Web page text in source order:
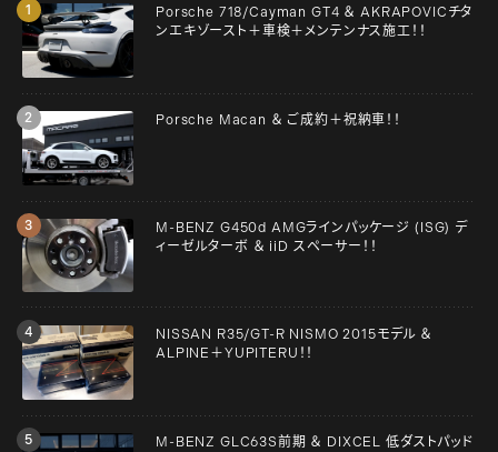
Porsche 718/Cayman GT4 ＆ AKRAPOVICチタ
ンエキゾースト＋車検＋メンテンナス施工！！
Porsche Macan ＆ ご成約＋祝納車！！
M-BENZ G450d AMGラインパッケージ (ISG) デ
ィーゼルターボ ＆ iiD スペーサー！！
NISSAN R35/GT-R NISMO 2015モデル ＆
ALPINE＋YUPITERU！！
M-BENZ GLC63S前期 ＆ DIXCEL 低ダストパッド